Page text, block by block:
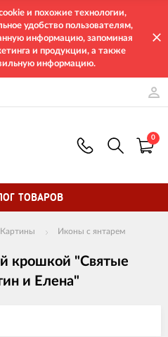
и похожие технологии,
удобство пользователям,
информацию, запоминая
и продукции, а также
информацию.
0
ТОВАРОВ
Картины Иконы с янтарем
крошкой "Святые
и Елена"